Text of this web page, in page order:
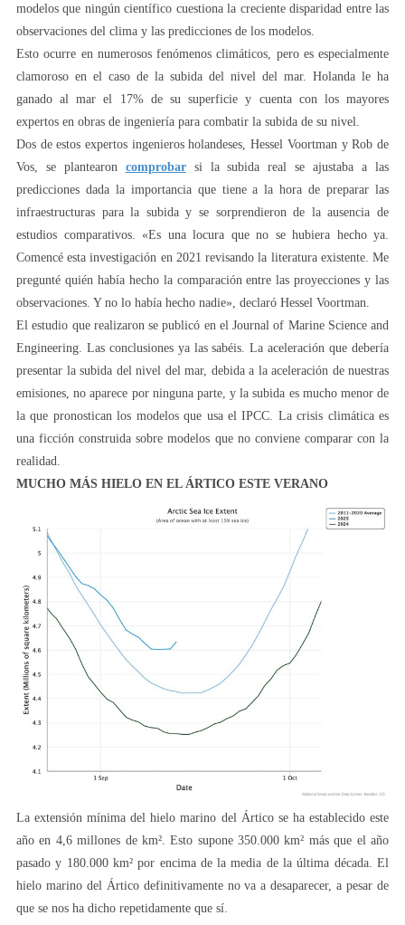
modelos que ningún científico cuestiona la creciente disparidad entre las
observaciones del clima y las predicciones de los modelos.
Esto ocurre en numerosos fenómenos climáticos, pero es especialmente
clamoroso en el caso de la subida del nivel del mar. Holanda le ha
ganado al mar el 17% de su superficie y cuenta con los mayores
expertos en obras de ingeniería para combatir la subida de su nivel.
Dos de estos expertos ingenieros holandeses, Hessel Voortman y Rob de
Vos, se plantearon comprobarsi la subida real se ajustaba a las
predicciones dada la importancia que tiene a la hora de preparar las
infraestructuras para la subida y se sorprendieron de la ausencia de
estudios comparativos. «Es una locura que no se hubiera hecho ya.
Comencé esta investigación en 2021 revisando la literatura existente. Me
pregunté quién había hecho la comparación entre las proyecciones y las
observaciones. Y no lo había hecho nadie», declaró Hessel Voortman.
El estudio que realizaron se publicó en el Journal of Marine Science and
Engineering. Las conclusiones ya las sabéis. La aceleración que debería
presentar la subida del nivel del mar, debida a la aceleración de nuestras
emisiones, no aparece por ninguna parte, y la subida es mucho menor de
la que pronostican los modelos que usa el IPCC. La crisis climática es
una ficción construida sobre modelos que no conviene comparar con la
realidad.
MUCHO MÁS HIELO EN EL ÁRTICO ESTE VERANO
La extensión mínima del hielo marino del Ártico se ha establecido este
año en 4,6 millones de km². Esto supone 350.000 km² más que el año
pasado y 180.000 km² por encima de la media de la última década. El
hielo marino del Ártico definitivamente no va a desaparecer, a pesar de
que se nos ha dicho repetidamente que sí.